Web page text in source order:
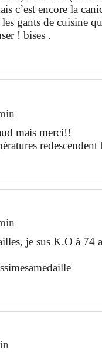
c’est encore la
gants de cuisine
! bises .
mais merci!!
je sus K.O à 74